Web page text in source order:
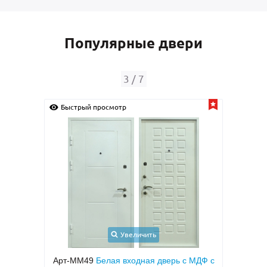
Популярные двери
4 / 7
Быстрый просмотр
Увеличить
Арт-ММ1573Входная дверь с